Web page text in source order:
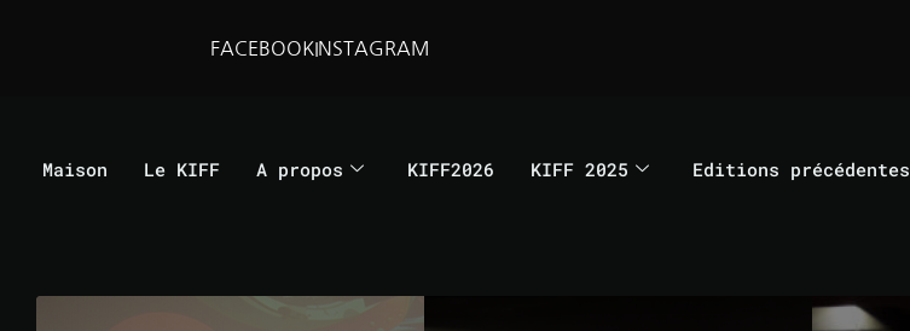
FACEBOOKINSTAGRAM
Maison Le KIFF A propos KIFF2026 KIFF 2025 Editions précédentes